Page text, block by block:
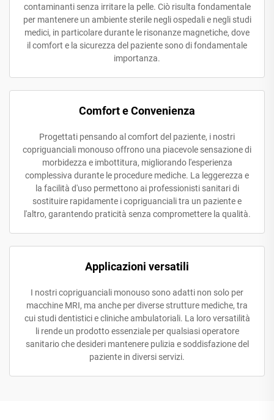
contaminanti senza irritare la pelle. Ciò risulta fondamentale
per mantenere un ambiente sterile negli ospedali e negli studi
medici, in particolare durante le risonanze magnetiche, dove
il comfort e la sicurezza del paziente sono di fondamentale
importanza.
Comfort e Convenienza
Progettati pensando al comfort del paziente, i nostri
copriguanciali monouso offrono una piacevole sensazione di
morbidezza e imbottitura, migliorando l'esperienza
complessiva durante le procedure mediche. La leggerezza e
la facilità d'uso permettono ai professionisti sanitari di
sostituire rapidamente i copriguanciali tra un paziente e
l'altro, garantendo praticità senza compromettere la qualità.
Applicazioni versatili
I nostri copriguanciali monouso sono adatti non solo per
macchine MRI, ma anche per diverse strutture mediche, tra
cui studi dentistici e cliniche ambulatoriali. La loro versatilità
li rende un prodotto essenziale per qualsiasi operatore
sanitario che desideri mantenere pulizia e soddisfazione del
paziente in diversi servizi.